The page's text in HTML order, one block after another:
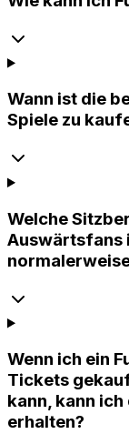
Wann ist die
Spiele zu
Welche
Auswärtsfans
Wenn ich ein
Tickets
kann, kann
erhalten?